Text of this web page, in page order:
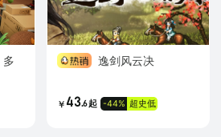
逸剑风云决
￥ 43.6起 -44% 超史低